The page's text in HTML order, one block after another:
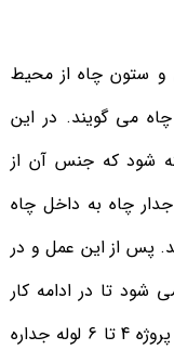
و ستون چاه از محیط
می گویند. در این
شود که جنس آن از
جدار چاه به داخل چاه
پس از این عمل و در
شود تا در ادامه کار
دیواره چاه دچار ریزش نشود. معمولا در هر پروژه 4 تا 6 لوله جداره